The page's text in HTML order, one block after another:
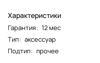
Характеристики
Гарантия: 12 мес
Тип: аксессуар
Подтип: прочее